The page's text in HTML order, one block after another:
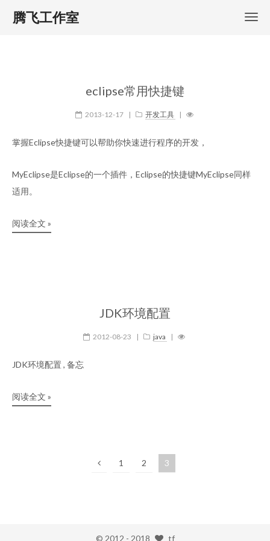
腾飞工作室
eclipse常用快捷键
2013-12-17 | 开发工具 |
掌握Eclipse快捷键可以帮助你快速进行程序的开发，
MyEclipse是Eclipse的一个插件，Eclipse的快捷键MyEclipse同样
适用。
阅读全文 »
JDK环境配置
2012-08-23 | java |
JDK环境配置 , 备忘
阅读全文 »
1 2 3
© 2012 - 2018 tf